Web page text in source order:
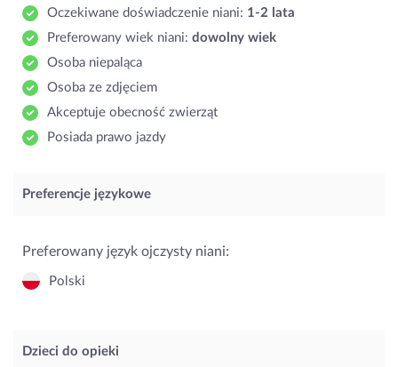
Oczekiwane doświadczenie niani: 1-2 lata
Preferowany wiek niani: dowolny wiek
Osoba niepaląca
Osoba ze zdjęciem
Akceptuje obecność zwierząt
Posiada prawo jazdy
Preferencje językowe
Preferowany język ojczysty niani:
Polski
Dzieci do opieki